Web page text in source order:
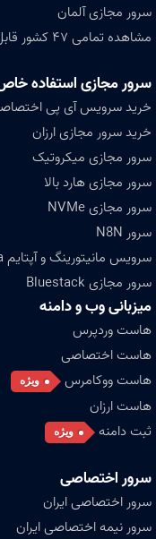
سرور مجازی آلمان
مشاهده تمامی ۴۷ کشور قابل ارائه
سرور مجازی استفاده
خرید سرویس آی پی
خرید سرور مجازی ارزان
سرور مجازی میکروتیک
سرور مجازی هارد بالا
سرور مجازی NVMe
سرور N8N
سرویس مانیتورینگ و آپتایم Uptime Kuma
سرور مجازی Bluestack
میزبانی وب و دامنه
هاست وردپرس
هاست اختصاصی
هاست ووکامرس
ویژه
هاست ارزان
ثبت دامنه
ویژه
سرور اختصاصی
سرور اختصاصی ایران
سرور نیمه اختصاصی ایران